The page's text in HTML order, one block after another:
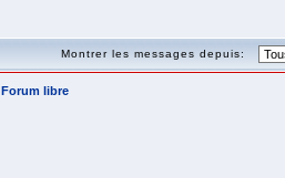
Montrer les messages depuis:
Forum libre